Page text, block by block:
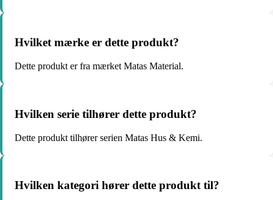
Hvilket mærke er dette produkt?
Dette produkt er fra mærket Matas Material.
Hvilken serie tilhører dette produkt?
Dette produkt tilhører serien Matas Hus & Kemi.
Hvilken kategori hører dette produkt til?